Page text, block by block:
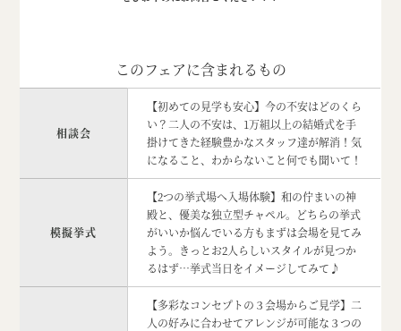
このフェアに含まれるもの
相談会
【初めての見学も安心】今の不安はどのくら
い？二人の不安は、1万組以上の結婚式を手
掛けてきた経験豊かなスタッフ達が解消！気
になること、わからないこと何でも聞いて！
模擬挙式
【2つの挙式場へ入場体験】和の佇まいの神
殿と、優美な独立型チャペル。どちらの挙式
がいいか悩んでいる方もまずは会場を見てみ
よう。きっとお2人らしいスタイルが見つか
るはず…挙式当日をイメージしてみて♪
【多彩なコンセプトの３会場からご見学】二
人の好みに合わせてアレンジが可能な３つの